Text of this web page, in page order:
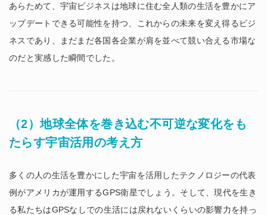
あらためて、宇宙ビジネスは地球に住む全人類の生活を豊かにア
ップデートできる可能性を持つ、これからの未来を変え得るビジ
ネスであり、まだまだ各国各企業が肩を並べて競い合える市場な
のだと実感した瞬間でした。
（2）地球全体を巻き込む不可逆な変化をも
たらす宇宙活用の考え方
多くの人の生活を豊かにした宇宙を活用したテクノロジーの代表
例がアメリカが運用するGPS衛星でしょう。そして、現代を生き
る私たちはGPSなしでの生活には戻れないくらいの影響力を持っ